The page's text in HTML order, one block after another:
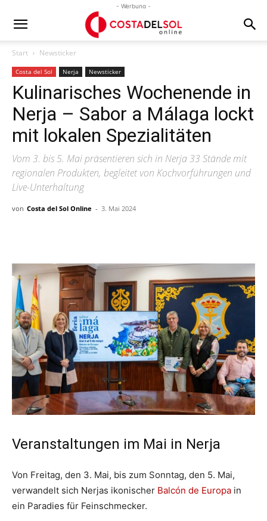
- Werbung -
Start Newsticker
Costa del Sol Nerja Newsticker
Kulinarisches Wochenende in
Nerja – Sabor a Málaga lockt
mit lokalen Spezialitäten
Vom 3. bis 5. Mai präsentieren sich in Nerja 33 Stände mit
regionalen Produkten, begleitet von Kochvorführungen und
Live-Unterhaltung
von Costa del Sol Online - 3. Mai 2024
Veranstaltungen im Mai in Nerja
Von Freitag, den 3. Mai, bis zum Sonntag, den 5. Mai,
verwandelt sich Nerjas ikonischer Balcón de Europa in
ein Paradies für Feinschmecker.